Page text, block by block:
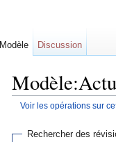
Voir les opérations sur
Rechercher des
Modèle Discussion